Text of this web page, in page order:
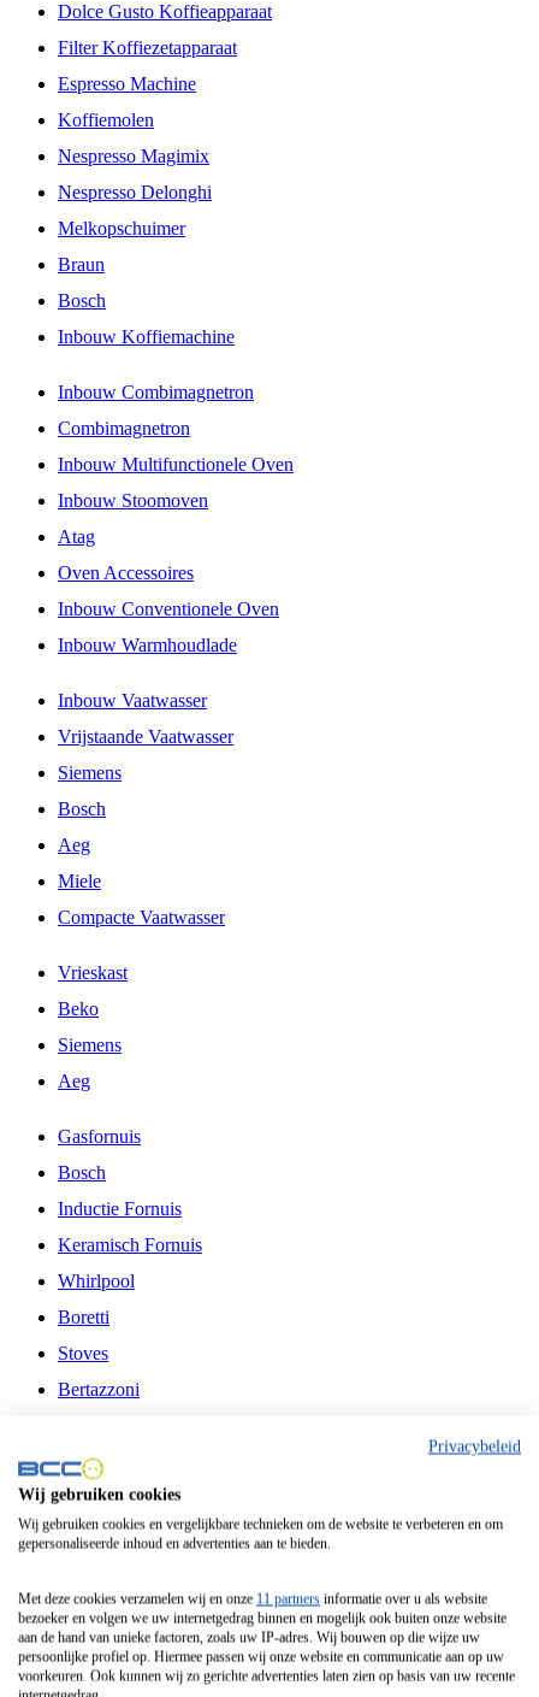
Dolce Gusto Koffieapparaat
Filter Koffiezetapparaat
Espresso Machine
Koffiemolen
Nespresso Magimix
Nespresso Delonghi
Melkopschuimer
Braun
Bosch
Inbouw Koffiemachine
Inbouw Combimagnetron
Combimagnetron
Inbouw Multifunctionele Oven
Inbouw Stoomoven
Atag
Oven Accessoires
Inbouw Conventionele Oven
Inbouw Warmhoudlade
Inbouw Vaatwasser
Vrijstaande Vaatwasser
Siemens
Bosch
Aeg
Miele
Compacte Vaatwasser
Vrieskast
Beko
Siemens
Aeg
Gasfornuis
Bosch
Inductie Fornuis
Keramisch Fornuis
Whirlpool
Boretti
Stoves
Bertazzoni
Fitelli
Airfryer
Frituurpan
Contactgrill
Broodbakmachine
Broodrooster
Privacybeleid
Wij gebruiken cookies
Wij gebruiken cookies en vergelijkbare technieken om de website te verbeteren en om
gepersonaliseerde inhoud en advertenties aan te bieden.
Met deze cookies verzamelen wij en onze 11 partners informatie over u als website
bezoeker en volgen we uw internetgedrag binnen en mogelijk ook buiten onze website
aan de hand van unieke factoren, zoals uw IP-adres. Wij bouwen op die wijze uw
persoonlijke profiel op. Hiermee passen wij onze website en communicatie aan op uw
voorkeuren. Ook kunnen wij zo gerichte advertenties laten zien op basis van uw recente